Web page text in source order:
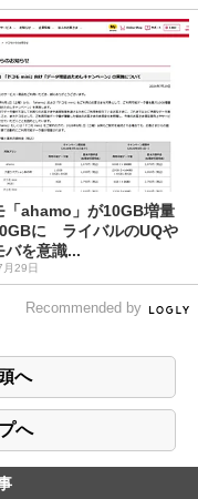
「ahamo」が10GB増量
に ライバルのUQや
バを意識...
29日
Recommended by
へ
へ